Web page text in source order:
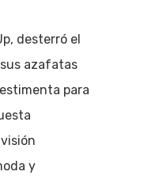
desterró el
azafatas
para
y